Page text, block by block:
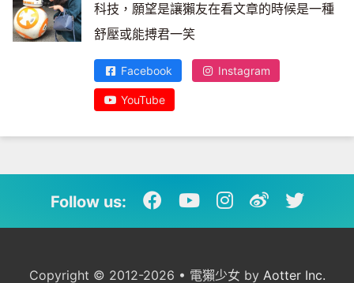
科技，願望是讓獺友在看文章的時候是一種
舒壓或能搏君一笑
Facebook Instagram
YouTube
Follow us:
Copyright © 2012-2026 • 電獺少女 by Aotter Inc.